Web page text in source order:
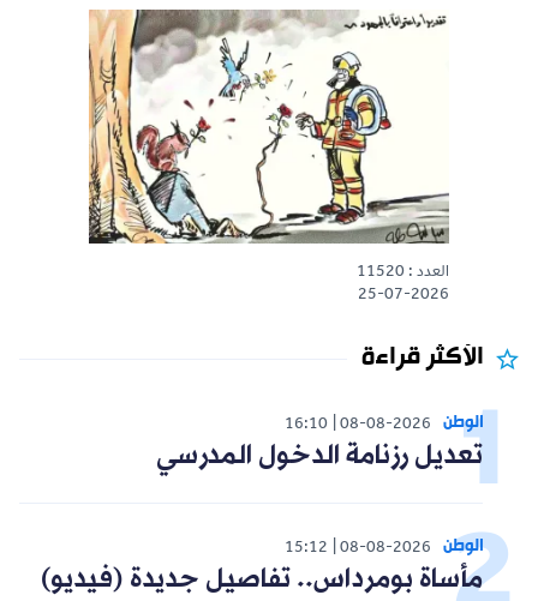
العدد : 11520
25-07-2026
الأكثر قراءة
الوطن 08-08-2026
16:10
تعديل رزنامة الدخول المدرسي
الوطن 08-08-2026
15:12
مأساة بومرداس.. تفاصيل جديدة (فيديو)